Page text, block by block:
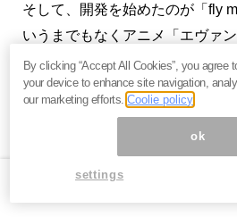
そして、開発を始めたのが「fly
いうまでもなくアニメ「エヴァ
ィング曲の名前です。このゲー
業センターの大学生創業基金会
のひなプロジェクト」から得た
しました。また、50平米のオフ
By clicking “Accept All Cookies”, you agree
your device to enhance site navigation,
our marketing efforts.Coolie policy
ok
settings